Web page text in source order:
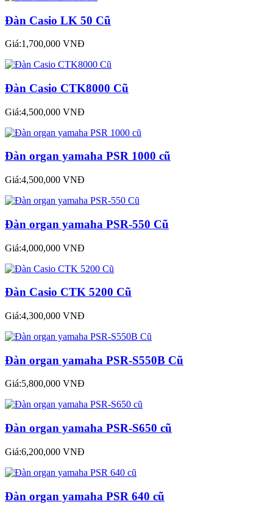
Đàn Casio LK 50 Cũ
Giá:1,700,000 VNĐ
Đàn Casio CTK8000 Cũ
Giá:4,500,000 VNĐ
Đàn organ yamaha PSR 1000 cũ
Giá:4,500,000 VNĐ
Đàn organ yamaha PSR-550 Cũ
Giá:4,000,000 VNĐ
Đàn Casio CTK 5200 Cũ
Giá:4,300,000 VNĐ
Đàn organ yamaha PSR-S550B Cũ
Giá:5,800,000 VNĐ
Đàn organ yamaha PSR-S650 cũ
Giá:6,200,000 VNĐ
Đàn organ yamaha PSR 640 cũ